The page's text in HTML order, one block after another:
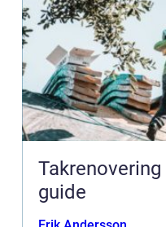
guide